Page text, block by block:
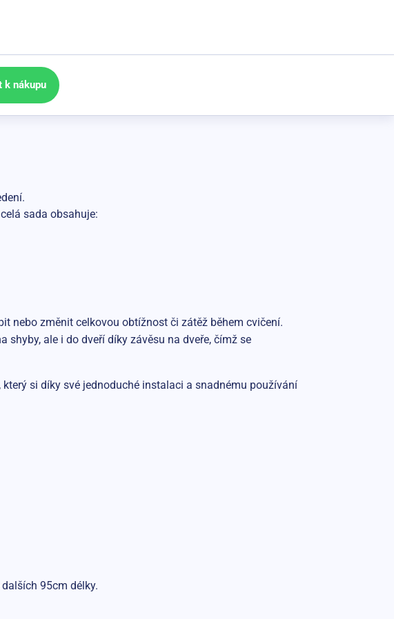
k nákupu
sada obsahuje:
nebo změnit celkovou obtížnost či zátěž během cvičení.
ale i do dveří díky závěsu na dveře, čímž se
si díky své jednoduché instalaci a snadnému používání
95cm délky.